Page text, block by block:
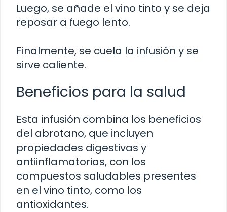
Luego, se añade el vino tinto y se deja
reposar a fuego lento.
Finalmente, se cuela la infusión y se
sirve caliente.
Beneficios para la salud
Esta infusión combina los beneficios
del abrotano, que incluyen
propiedades digestivas y
antiinflamatorias, con los
compuestos saludables presentes
en el vino tinto, como los
antioxidantes.